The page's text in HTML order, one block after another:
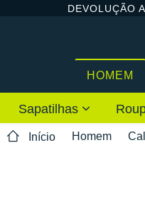
DEVOLUÇÃO
HOMEM
Sapatilhas
Início Homem